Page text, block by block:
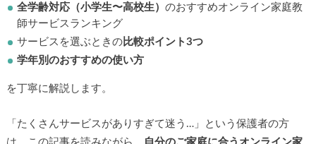
全学齢対応（小学生〜高校生）のおすすめオンライン家庭教
師サービスランキング
サービスを選ぶときの 比較ポイント3つ
学年別のおすすめの使い方
を丁寧に解説します。
「たくさんサービスがありすぎて迷う…」という保護者の方